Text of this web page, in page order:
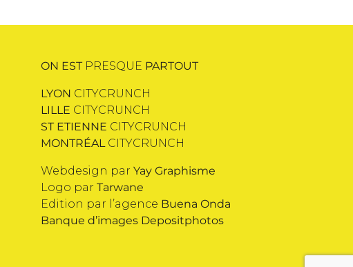
ON EST PRESQUE PARTOUT
LYON CITYCRUNCH
LILLE CITYCRUNCH
ST ETIENNE CITYCRUNCH
MONTRÉALCITYCRUNCH
Webdesign par Yay Graphisme
Logo par Tarwane
Edition par l’agence Buena Onda
Banque d’images Depositphotos